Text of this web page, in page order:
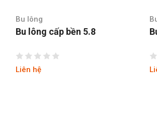
Bu lông
Bu lông cấp bền 5.8
Liên hệ